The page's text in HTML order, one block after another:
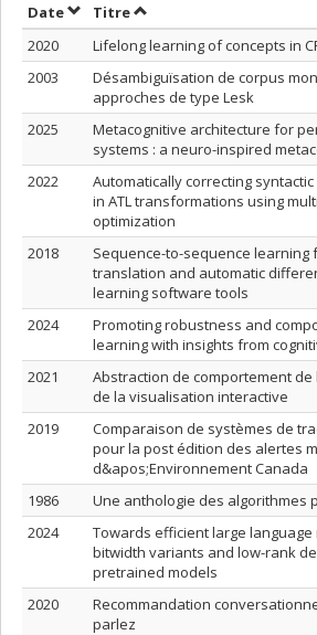
DateTrier par date en ordre
TitreTrier par titre en ordre
2020
Lifelong learning of concepts in
2003
Désambiguïsation de corpus
approches de type Lesk
2025
Metacognitive architecture for
systems : a neuro-inspired
2022
Automatically correcting
in ATL transformations using
optimization
2018
Sequence-to-sequence learning
translation and automatic
learning software tools
2024
Promoting robustness and
learning with insights from
2021
Abstraction de comportement de
de la visualisation interactive
2019
Comparaison de systèmes de
pour la post édition des alertes
d&apos;Environnement Canada
1986
Une anthologie des algorithmes
2024
Towards efficient large
bitwidth variants and low-rank
pretrained models
2020
Recommandation
parlez